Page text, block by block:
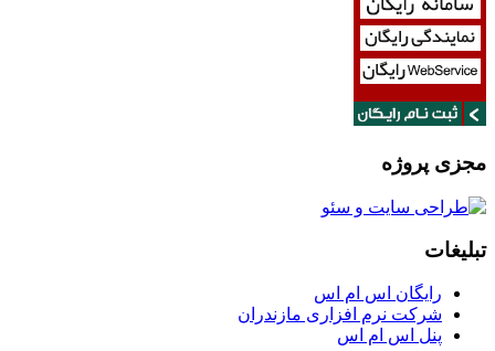
مجزی پروژه
تبلیغات
رایگان اس ام اس
شرکت نرم افزاری مازندران
پنل اس ام اس